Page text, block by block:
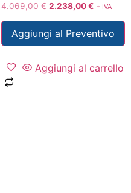
4.069,00€ 2.238,00€ + IVA
Aggiungi al Preventivo
Aggiungi al carrello